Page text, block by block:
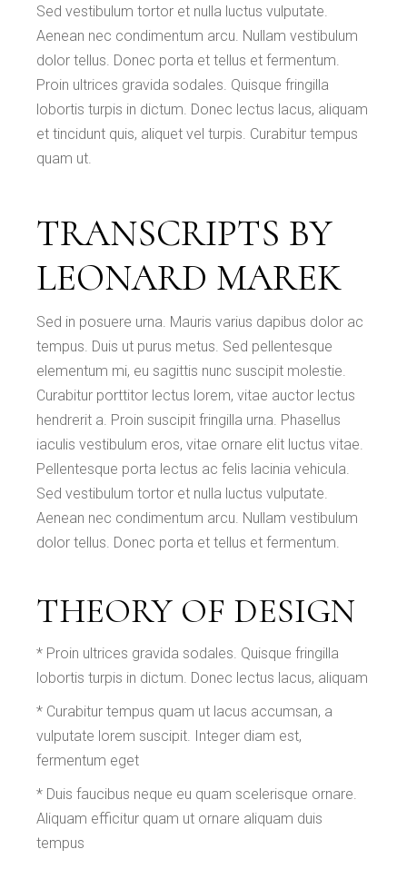
Sed vestibulum tortor et nulla luctus vulputate.
Aenean nec condimentum arcu. Nullam vestibulum
dolor tellus. Donec porta et tellus et fermentum.
Proin ultrices gravida sodales. Quisque fringilla
lobortis turpis in dictum. Donec lectus lacus, aliquam
et tincidunt quis, aliquet vel turpis. Curabitur tempus
quam ut.
TRANSCRIPTS BY
LEONARD MAREK
Sed in posuere urna. Mauris varius dapibus dolor ac
tempus. Duis ut purus metus. Sed pellentesque
elementum mi, eu sagittis nunc suscipit molestie.
Curabitur porttitor lectus lorem, vitae auctor lectus
hendrerit a. Proin suscipit fringilla urna. Phasellus
iaculis vestibulum eros, vitae ornare elit luctus vitae.
Pellentesque porta lectus ac felis lacinia vehicula.
Sed vestibulum tortor et nulla luctus vulputate.
Aenean nec condimentum arcu. Nullam vestibulum
dolor tellus. Donec porta et tellus et fermentum.
THEORY OF DESIGN
* Proin ultrices gravida sodales. Quisque fringilla
lobortis turpis in dictum. Donec lectus lacus, aliquam
* Curabitur tempus quam ut lacus accumsan, a
vulputate lorem suscipit. Integer diam est,
fermentum eget
* Duis faucibus neque eu quam scelerisque ornare.
Aliquam efficitur quam ut ornare aliquam duis
tempus